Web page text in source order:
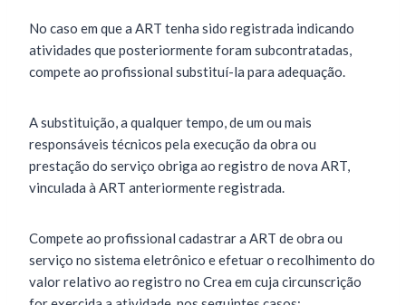
No caso em que a ART tenha sido registrada indicando
atividades que posteriormente foram subcontratadas,
compete ao profissional substituí-la para adequação.
A substituição, a qualquer tempo, de um ou mais
responsáveis técnicos pela execução da obra ou
prestação do serviço obriga ao registro de nova ART,
vinculada à ART anteriormente registrada.
Compete ao profissional cadastrar a ART de obra ou
serviço no sistema eletrônico e efetuar o recolhimento do
valor relativo ao registro no Crea em cuja circunscrição